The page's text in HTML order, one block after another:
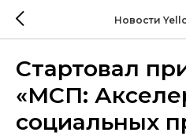
Новости
Стартовал
«МСП:
социальных